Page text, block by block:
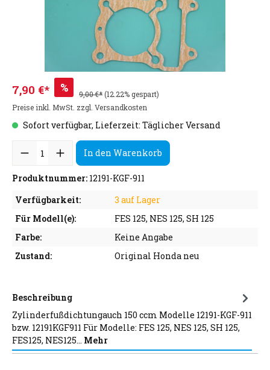
7,90 €* % 9,00 €*(12.22% gespart)
Preise inkl. MwSt. zzgl. Versandkosten
Sofort verfügbar, Lieferzeit: Täglicher Versand
In den Warenkorb
Produktnummer: 12191-KGF-911
Verfügbarkeit:
3 auf Lager
Für Modell(e):
FES 125, NES 125, SH 125
Farbe:
Keine Angabe
Zustand:
Original Honda neu
Beschreibung
Zylinderfußdichtungauch 150 ccm Modelle 12191-KGF-911
bzw. 12191KGF911 Für Modelle: FES 125, NES 125, SH 125,
FES125, NES125… Mehr